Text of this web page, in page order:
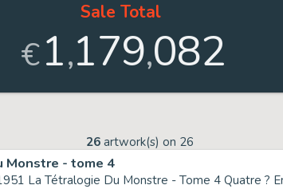
Sale Total
€1,179,082
26 artwork(s) on 26
Monstre - tome 4